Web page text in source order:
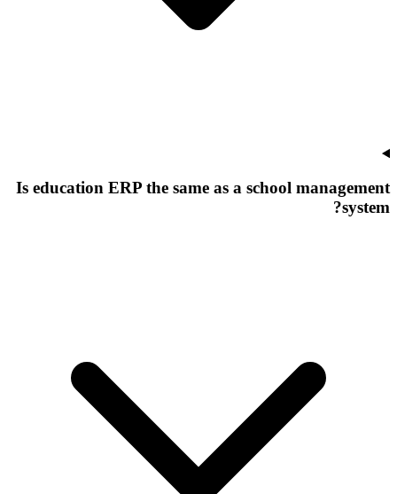
Is education ERP the same as a school management
system?